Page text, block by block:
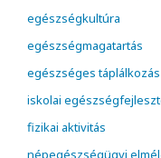
egészségkultúra
egészségmagatartás
egészséges táplálkozás
iskolai
fizikai aktivitás
népegészségügyi